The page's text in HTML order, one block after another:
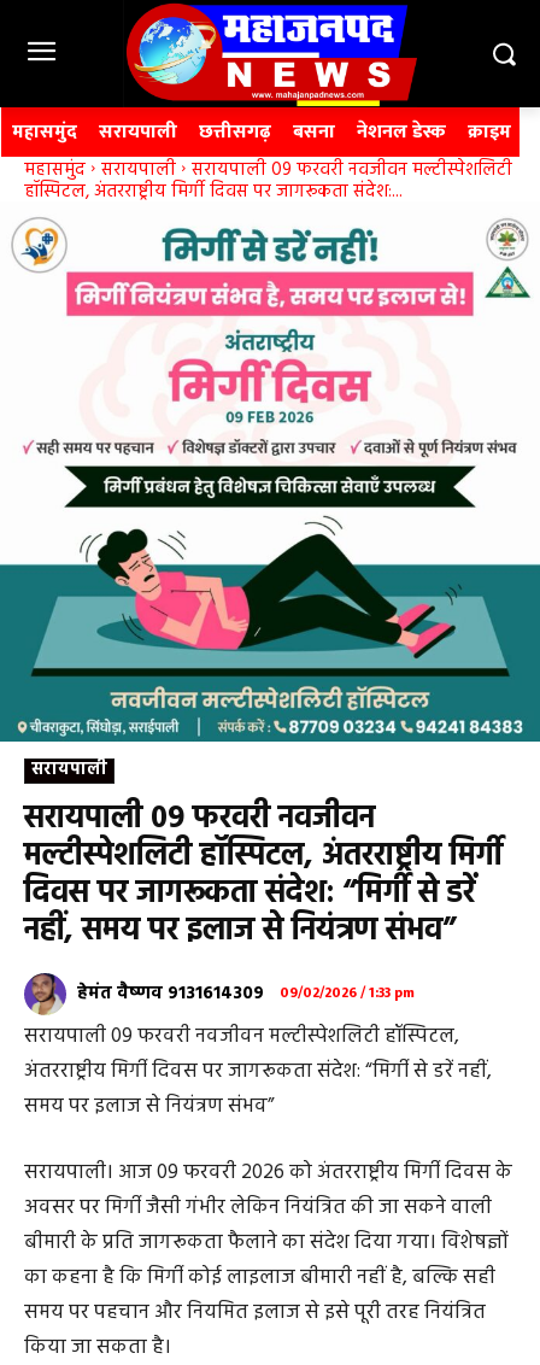
महासमुंद सरायपाली छत्तीसगढ़ बसना नेशनल डेस्क क्राइम
महासमुंद सरायपाली सरायपाली 09 फरवरी नवजीवन मल्टीस्पेशलिटी
हॉस्पिटल, अंतरराष्ट्रीय मिर्गी दिवस पर जागरूकता संदेश:...
सरायपाली
सरायपाली 09 फरवरी नवजीवन
मल्टीस्पेशलिटी हॉस्पिटल, अंतरराष्ट्रीय मिर्गी
दिवस पर जागरूकता संदेश: “मिर्गी से डरें
नहीं, समय पर इलाज से नियंत्रण संभव”
हेमंत वैष्णव 9131614309 09/02/2026 / 1:33 pm
सरायपाली 09 फरवरी नवजीवन मल्टीस्पेशलिटी हॉस्पिटल,
अंतरराष्ट्रीय मिर्गी दिवस पर जागरूकता संदेश: “मिर्गी से डरें नहीं,
समय पर इलाज से नियंत्रण संभव”
सरायपाली। आज 09 फरवरी 2026 को अंतरराष्ट्रीय मिर्गी दिवस के
अवसर पर मिर्गी जैसी गंभीर लेकिन नियंत्रित की जा सकने वाली
बीमारी के प्रति जागरूकता फैलाने का संदेश दिया गया। विशेषज्ञों
का कहना है कि मिर्गी कोई लाइलाज बीमारी नहीं है, बल्कि सही
समय पर पहचान और नियमित इलाज से इसे पूरी तरह नियंत्रित
किया जा सकता है।